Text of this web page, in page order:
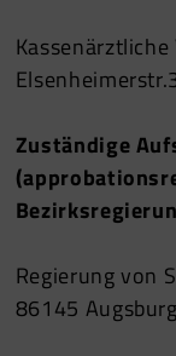
Zuständige
Regierung von
86145 Augsburg